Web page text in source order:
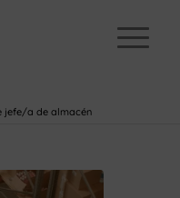
jefe/a de almacén